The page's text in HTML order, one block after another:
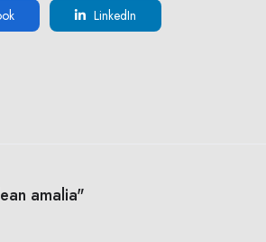
LinkedIn
amalia"